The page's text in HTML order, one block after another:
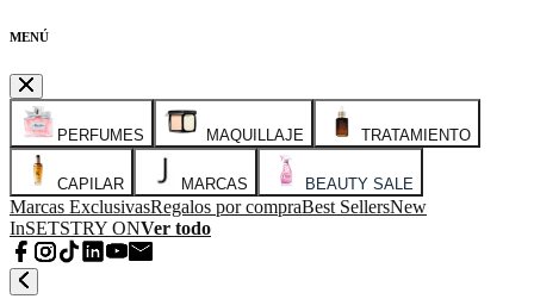
MENÚ
PERFUMES MAQUILLAJE TRATAMIENTO
CAPILAR MARCAS BEAUTY SALE
Marcas ExclusivasRegalos por compraBest SellersNew
InSETSTRY ONVer todo